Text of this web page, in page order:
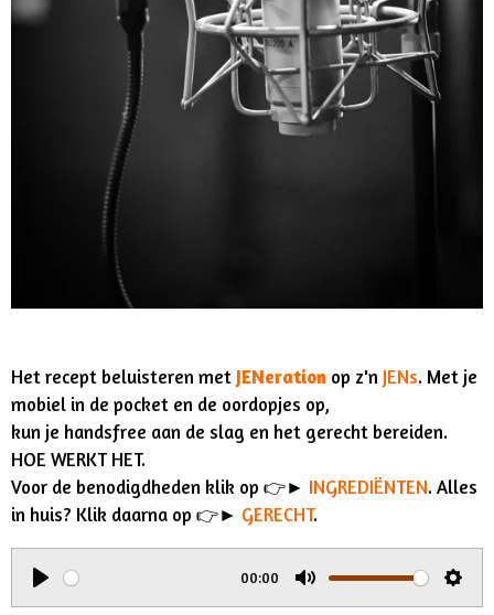
Het recept beluisteren met JENeration op z'n JENs. Met je
mobiel in de pocket en de oordopjes op,
kun je handsfree aan de slag en het gerecht bereiden.
HOE WERKT HET.
Voor de benodigdheden klik op 👉► INGREDIËNTEN. Alles
in huis? Klik daarna op 👉► GERECHT.
P
00:00
M
S